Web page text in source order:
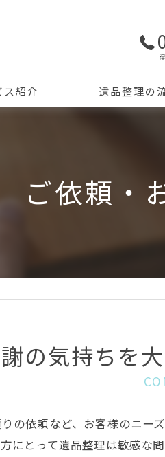
ス紹介 遺品整理の
ご依頼・
の気持ちを
の依頼など、お客様のニ
にとって遺品整理は敏感な